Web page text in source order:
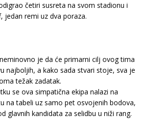
četiri susreta na svom stadionu i
remi uz dva poraza.
je da će primarni cilj ovog tima
najboljih, a kako sada stvari stoje, sva je
težak zadatak.
se ova simpatična ekipa nalazi na
na tabeli uz samo pet osvojenih bodova,
glavnih kandidata za selidbu u niži rang.